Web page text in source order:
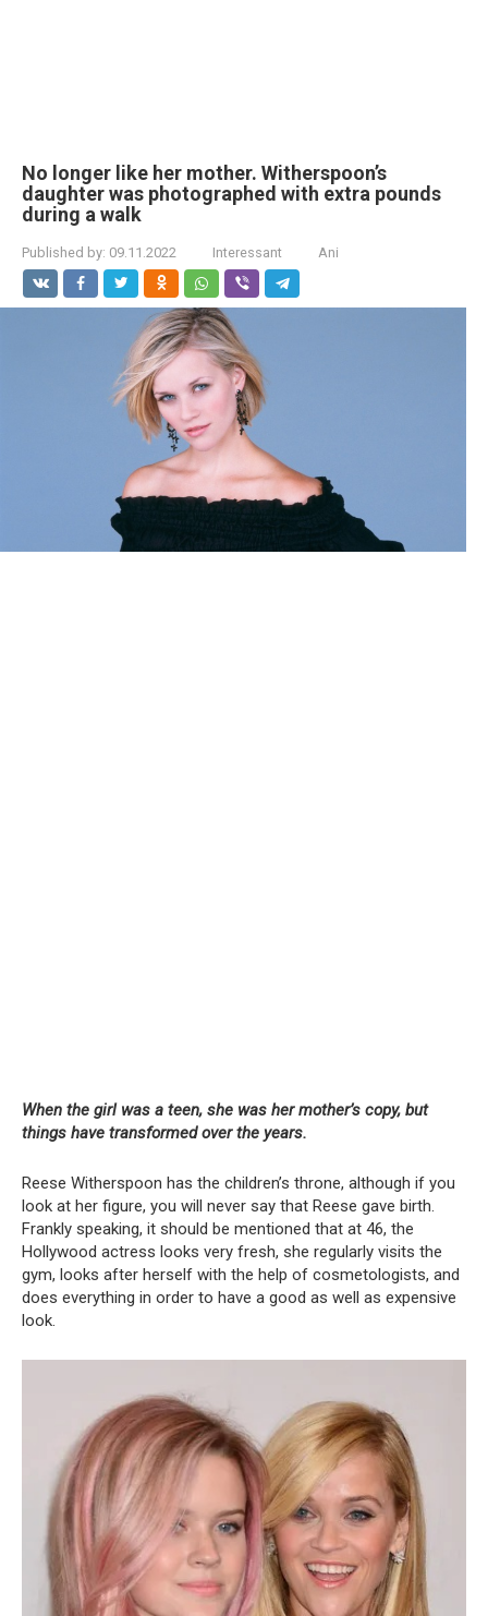
No longer like her mother. Witherspoon’s
daughter was photographed with extra pounds
during a walk
Published by: 09.11.2022 Interessant Ani
When the girl was a teen, she was her mother’s copy, but
things have transformed over the years.
Reese Witherspoon has the children’s throne, although if you
look at her figure, you will never say that Reese gave birth.
Frankly speaking, it should be mentioned that at 46, the
Hollywood actress looks very fresh, she regularly visits the
gym, looks after herself with the help of cosmetologists, and
does everything in order to have a good as well as expensive
look.